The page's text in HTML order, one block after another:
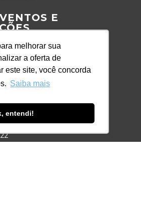
melhorar sua
a oferta de
este site, você concorda
Saiba mais
entendi!
E